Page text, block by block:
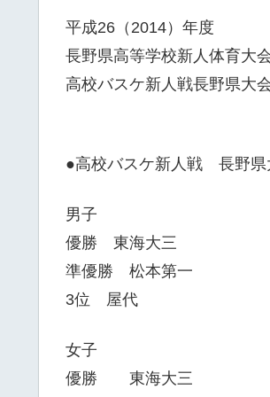
平成26（2014）年度
長野県高等学校新人体育大
高校バスケ新人戦長野県大
●高校バスケ新人戦 長野県
男子
優勝 東海大三
準優勝 松本第一
3位 屋代
女子
優勝 東海大三